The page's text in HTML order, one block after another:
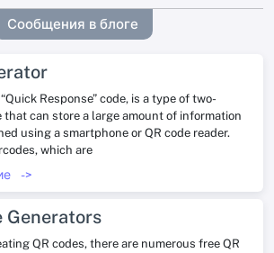
Сообщения в блоге
Response” code, is a type of two-
that can store a large amount of information
using a smartphone or QR code reader.
which are
->
Generators
QR codes, there are numerous free QR